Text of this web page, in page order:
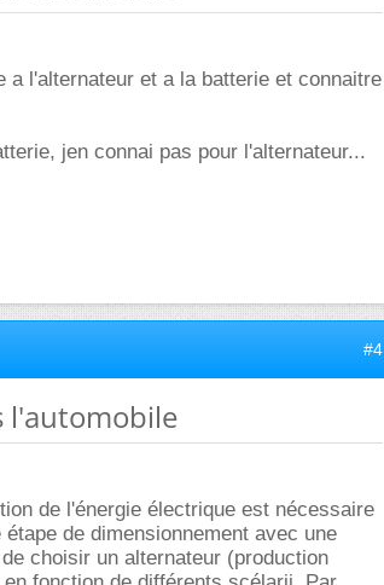
l'alternateur et a la batterie et connaitre
jen connai pas pour l'alternateur...
#4
l'automobile
de l'énergie électrique est nécessaire
de dimensionnement avec une
choisir un alternateur (production